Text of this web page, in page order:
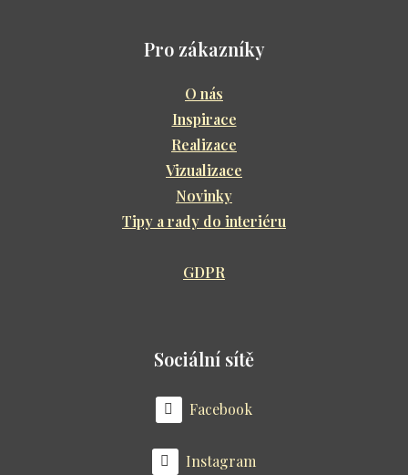
Pro zákazníky
O nás
Inspirace
Realizace
Vizualizace
Novinky
Tipy a rady do interiéru
GDPR
Sociální sítě
Facebook
Instagram